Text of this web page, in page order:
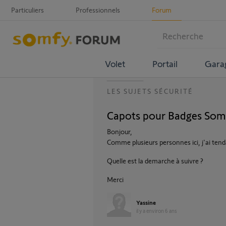
Particuliers Professionnels Forum
Volet Portail
LES SUJETS SÉCURITÉ
Capots pour Badges
Bonjour,
Comme plusieurs personnes ici, j'ai
Quelle est la demarche à suivre ?
Merci
Yassine
il y a environ 6 ans